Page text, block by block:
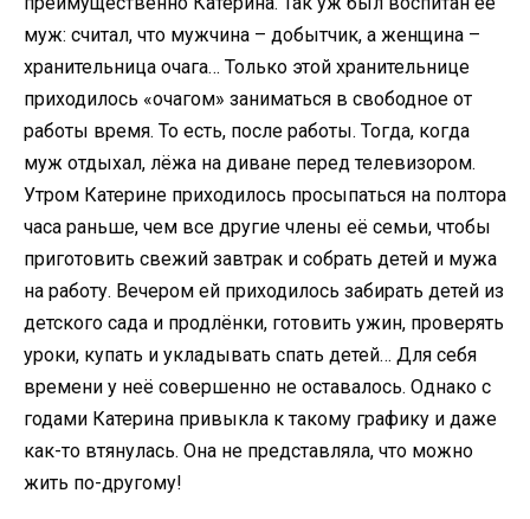
муж: считал, что мужчина – добытчик, а женщина –
хранительница очага… Только этой хранительнице
приходилось «очагом» заниматься в свободное от
работы время. То есть, после работы. Тогда, когда
муж отдыхал, лёжа на диване перед телевизором.
Утром Катерине приходилось просыпаться на полтора
часа раньше, чем все другие члены её семьи, чтобы
приготовить свежий завтрак и собрать детей и мужа
на работу. Вечером ей приходилось забирать детей из
детского сада и продлёнки, готовить ужин, проверять
уроки, купать и укладывать спать детей… Для себя
времени у неё совершенно не оставалось. Однако с
годами Катерина привыкла к такому графику и даже
как-то втянулась. Она не представляла, что можно
жить по-другому!